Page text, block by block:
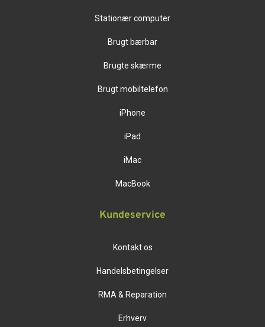
Stationær computer
Brugt bærbar
Brugte skærme
Brugt mobiltelefon
iPhone
iPad
iMac
MacBook
Kundeservice
Kontakt os
Handelsbetingelser
RMA & Reparation
Erhverv